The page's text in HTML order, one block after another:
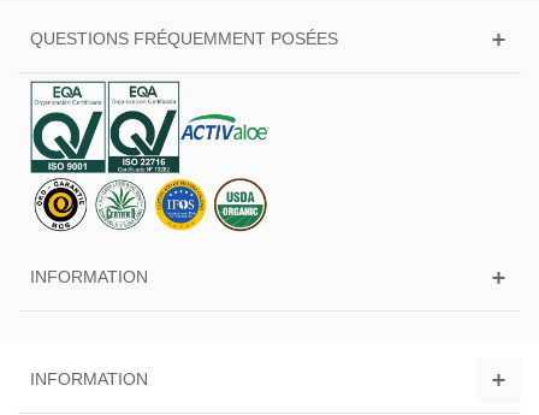
QUESTIONS FRÉQUEMMENT POSÉES
INFORMATION
INFORMATION